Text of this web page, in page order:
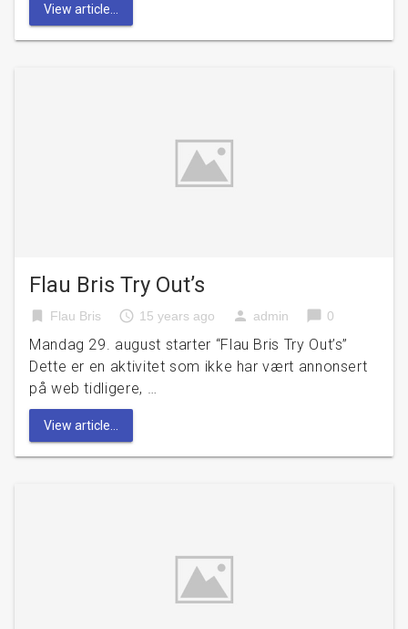
View article...
Flau Bris Try Out’s
bookmark Flau Bris access_time 15 years ago person admin chat_bubble 0
Mandag 29. august starter “Flau Bris Try Out’s”
Dette er en aktivitet som ikke har vært annonsert
på web tidligere, …
View article...